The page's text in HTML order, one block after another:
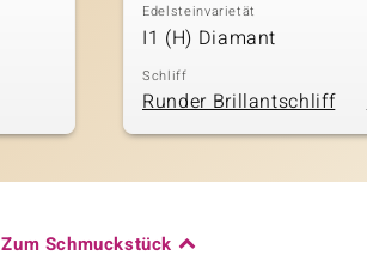
Edelsteinvarietät
I1 (H) Diamant
Schliff
Runder Brillantschliff
Zum Schmuckstück